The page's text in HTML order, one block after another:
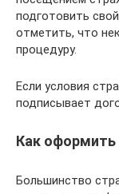
подготовить
отметить, что
процедуру.
Если условия
подписывает
Как оформить
Большинство